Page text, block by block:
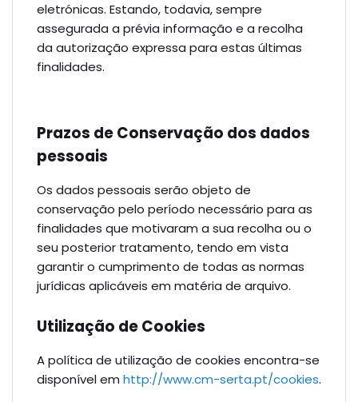
eletrónicas. Estando, todavia, sempre
assegurada a prévia informação e a recolha
da autorização expressa para estas últimas
finalidades.
Prazos de Conservação dos dados
pessoais
Os dados pessoais serão objeto de
conservação pelo período necessário para as
finalidades que motivaram a sua recolha ou o
seu posterior tratamento, tendo em vista
garantir o cumprimento de todas as normas
jurídicas aplicáveis em matéria de arquivo.
Utilização de Cookies
A política de utilização de cookies encontra-se
disponível em http://www.cm-serta.pt/cookies.